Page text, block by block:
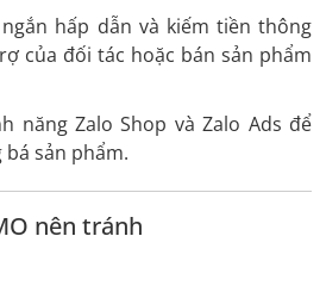
hấp dẫn và kiếm tiền thông
của đối tác hoặc bán sản phẩm
năng Zalo Shop và Zalo Ads để
bá sản phẩm.
nên tránh